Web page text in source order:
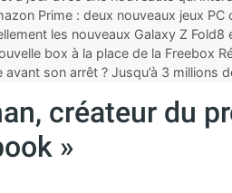
Prime : deux nouveaux jeux PC
les nouveaux Galaxy Z Fold8
box à la place de la Freebox
avant son arrêt ? Jusqu’à 3 millions
créateur du
»